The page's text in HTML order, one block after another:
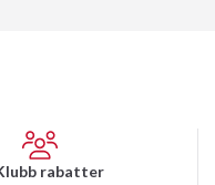
rabatter